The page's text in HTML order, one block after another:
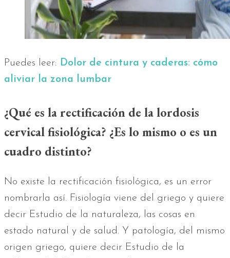
Puedes leer: Dolor de cintura y caderas: cómo
aliviar la zona lumbar
¿Qué es la rectificación de la lordosis
cervical fisiológica? ¿Es lo mismo o es un
cuadro distinto?
No existe la rectificación fisiológica, es un error
nombrarla así. Fisiología viene del griego y quiere
decir Estudio de la naturaleza, las cosas en
estado natural y de salud. Y patología, del mismo
origen griego, quiere decir Estudio de la